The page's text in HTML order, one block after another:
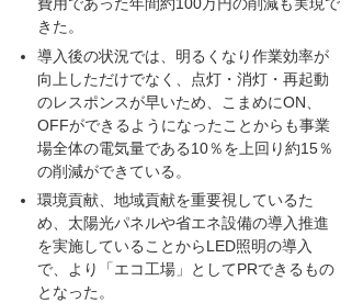
きた。
導入後の状況では、明るくなり作業効率が
向上しただけでなく、点灯・消灯・再起動
のレスポンスが早いため、こまめにON、
OFFができるようになったことからも事業
場全体の電気量である10％を上回り約15％
の削減ができている。
環境貢献、地域貢献を重要視しているた
め、太陽光パネルや省エネ設備の導入推進
を実施していることからLED照明の導入
で、より「エコ工場」としてPRできるもの
となった。